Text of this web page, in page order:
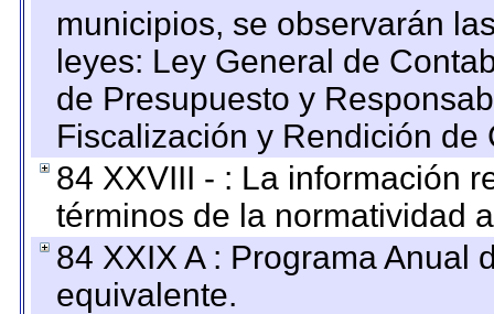
municipios, se observarán
leyes: Ley General de
de Presupuesto y
Fiscalización y Rendición
84 XXVIII - : La información
términos de la normatividad
84 XXIX A : Programa Anual
equivalente.